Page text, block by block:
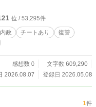
スは決意
築き上げると。 それが、
位 / 53,295件
政 チートあり
復讐
感想数 0
文字数 609,290
2026.08.07
登録日 2026.05.08
1件